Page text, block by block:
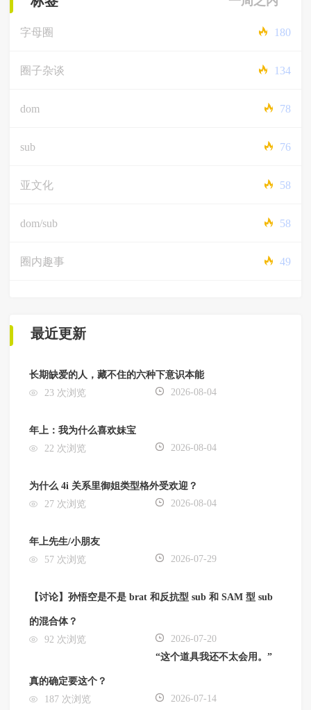
字母圈 180
圈子杂谈 134
dom 78
sub 76
亚文化 58
dom/sub 58
圈内趣事 49
最近更新
长期缺爱的人，藏不住的六种下意识本能
23 次浏览
2026-08-04
年上：我为什么喜欢妹宝
22 次浏览
2026-08-04
为什么 4i 关系里御姐类型格外受欢迎？
27 次浏览
2026-08-04
年上先生/小朋友
57 次浏览
2026-07-29
【讨论】孙悟空是不是 brat 和反抗型 sub 和 SAM 型 sub
的混合体？
92 次浏览
2026-07-20
“这个道具我还不太会用。”
真的确定要这个？
187 次浏览
2026-07-14